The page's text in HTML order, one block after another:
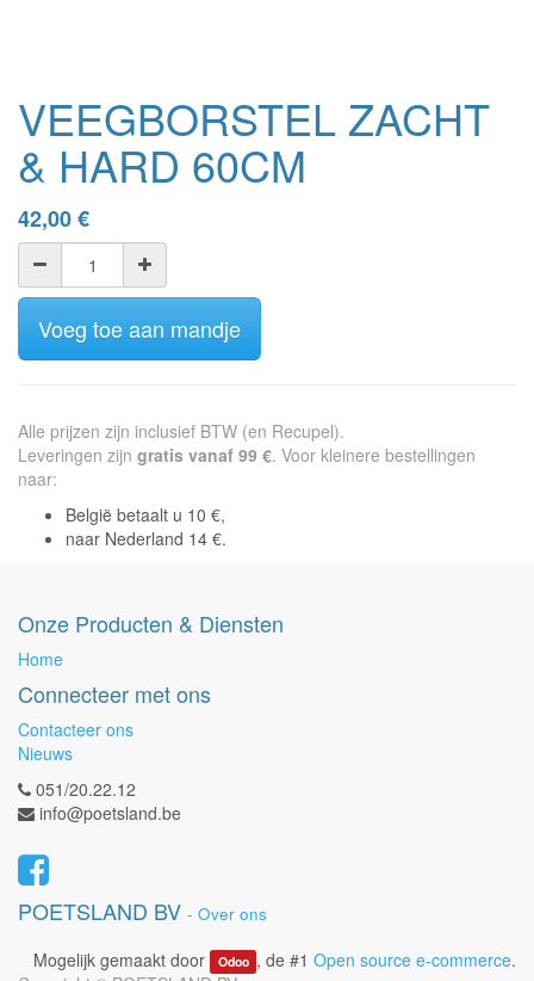
VEEGBORSTEL ZACHT
& HARD 60CM
42,00€
Voeg toe aan mandje
Alle prijzen zijn inclusief BTW (en Recupel).
Leveringen zijn gratis vanaf 99 €. Voor kleinere bestellingen
naar:
België betaalt u 10 €,
naar Nederland 14 €.
Onze Producten & Diensten
Home
Connecteer met ons
Contacteer ons
Nieuws
051/20.22.12
info@poetsland.be
POETSLAND BV - Over ons
Mogelijk gemaakt door Odoo , de #1 Open source e-commerce.